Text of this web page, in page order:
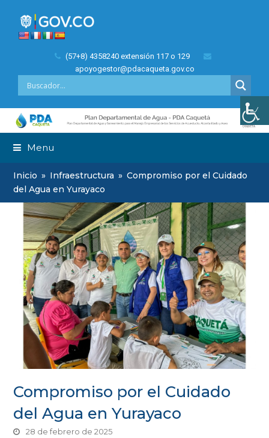
(57+8) 4358240 extensión 117 o 129
apoyogestor@pdacaqueta.gov.co
Menu
Inicio » Infraestructura » Compromiso por el Cuidado
del Agua en Yurayaco
Compromiso por el Cuidado
del Agua en Yurayaco
28 de febrero de 2025